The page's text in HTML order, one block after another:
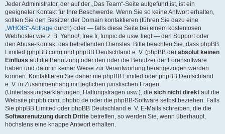
Jeder Administrator, der auf der „Das Team“-Seite aufgeführt ist, ist ein
geeigneter Kontakt für Ihre Beschwerde. Wenn Sie so keine Antwort erhalten,
sollten Sie den Besitzer der Domain kontaktieren (führen Sie dazu eine
„WHOIS“-Abfrage durch) oder — falls diese Seite bei einem kostenlosen
Webhoster wie z. B. Yahoo!, free.fr, funpic.de usw. liegt — den Support oder
den Abuse-Kontakt des betreffenden Dienstes. Bitte beachten Sie, dass phpBB
Limited (phpBB.com) und phpBB Deutschland e. V. (phpBB.de) absolut keinen
Einfluss auf die Benutzung oder den oder die Benutzer der Forensoftware
haben und dafür in keiner Weise zur Verantwortung herangezogen werden
können. Kontaktieren Sie daher nie phpBB Limited oder phpBB Deutschland
e. V. in Zusammenhang mit jeglichen juristischen Fragen
(Unterlassungserklärungen, Haftungsfragen usw.), die sich nicht direkt auf die
Website phpbb.com, phpbb.de oder die phpBB-Software selbst beziehen. Falls
Sie phpBB Limited oder phpBB Deutschland e. V. E-Mails schreiben, die die
Softwarenutzung durch Dritte betreffen, so werden Sie, wenn überhaupt,
höchstens eine knappe Antwort erhalten.